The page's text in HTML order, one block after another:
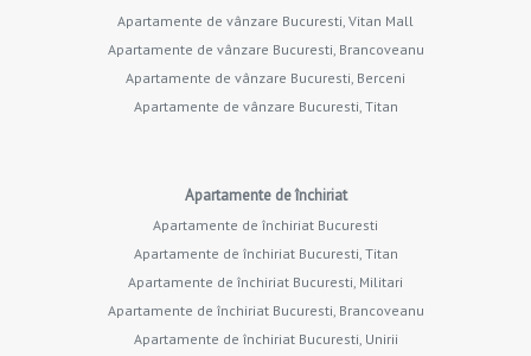
Apartamente de vânzare Bucuresti, Vitan Mall
Apartamente de vânzare Bucuresti, Brancoveanu
Apartamente de vânzare Bucuresti, Berceni
Apartamente de vânzare Bucuresti, Titan
Apartamente de închiriat
Apartamente de închiriat Bucuresti
Apartamente de închiriat Bucuresti, Titan
Apartamente de închiriat Bucuresti, Militari
Apartamente de închiriat Bucuresti, Brancoveanu
Apartamente de închiriat Bucuresti, Unirii